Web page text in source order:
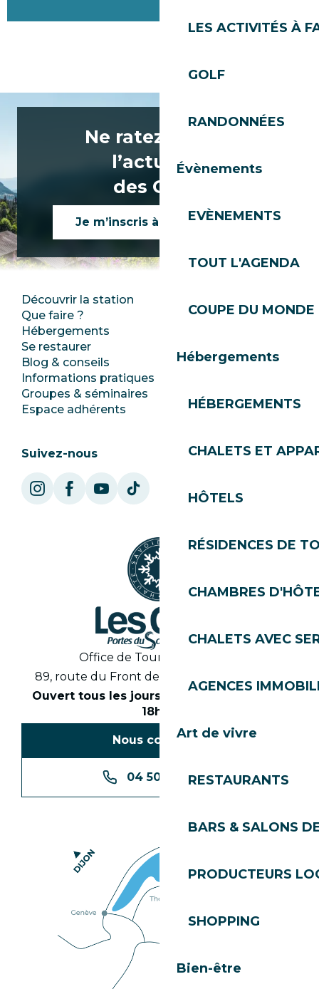
LES ACTIVITÉS À
GOLF
RANDONNÉES
Évènements
EVÈNEMENTS
TOUT L'AGENDA
COUPE DU
Hébergements
HÉBERGEMENTS
CHALETS ET
HÔTELS
RÉSIDENCES DE
CHAMBRES
CHALETS AVEC
AGENCES
Art de vivre
RESTAURANTS
BARS & SALONS
PRODUCTEURS
SHOPPING
Bien-être
Ne ratez rien de
l’actualité
des Gets !
Je m’inscris à la newsletter
Découvrir la station
Que faire ?
Hébergements
Se restaurer
Blog & conseils
Informations pratiques
Groupes & séminaires
Espace adhérents
Club Les Gets
Ecotourisme
SoleGets
Les Gets Tourisme
Suivez-nous
Office de Tourisme des Gets
89, route du Front de Neige 74260 Les Gets
Ouvert tous les jours en saison de 8h30 à
18h30
Nous contacter
04 50 74 74 74